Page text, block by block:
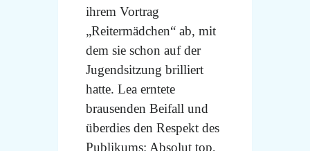
ihrem Vortrag
„Reitermädchen“ ab, mit
dem sie schon auf der
Jugendsitzung brilliert
hatte. Lea erntete
brausenden Beifall und
überdies den Respekt des
Publikums: Absolut top,